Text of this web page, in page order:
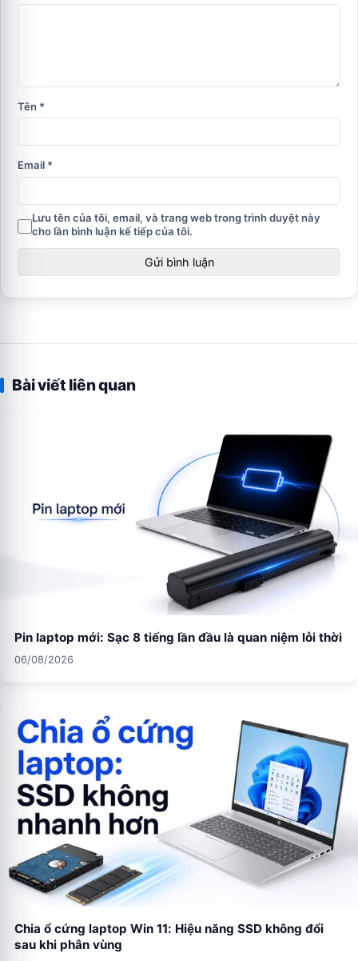
Tên *
Email *
Lưu tên của tôi, email, và trang web trong trình duyệt này
cho lần bình luận kế tiếp của tôi.
Bài viết liên quan
Pin laptop mới: Sạc 8 tiếng lần đầu là quan niệm lỗi thời
06/08/2026
Chia ổ cứng laptop Win 11: Hiệu năng SSD không đổi
sau khi phân vùng